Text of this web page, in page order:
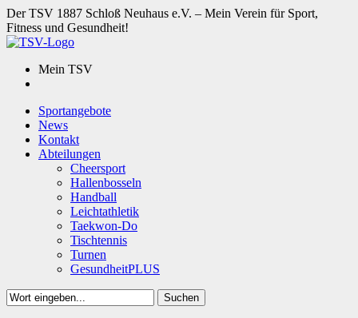
Der TSV 1887 Schloß Neuhaus e.V. – Mein Verein für Sport,
Fitness und Gesundheit!
Mein TSV
Sportangebote
News
Kontakt
Abteilungen
Cheersport
Hallenbosseln
Handball
Leichtathletik
Taekwon-Do
Tischtennis
Turnen
GesundheitPLUS
Suchen